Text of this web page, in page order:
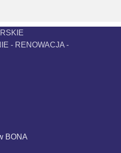
- RENOWACJA -
BONA